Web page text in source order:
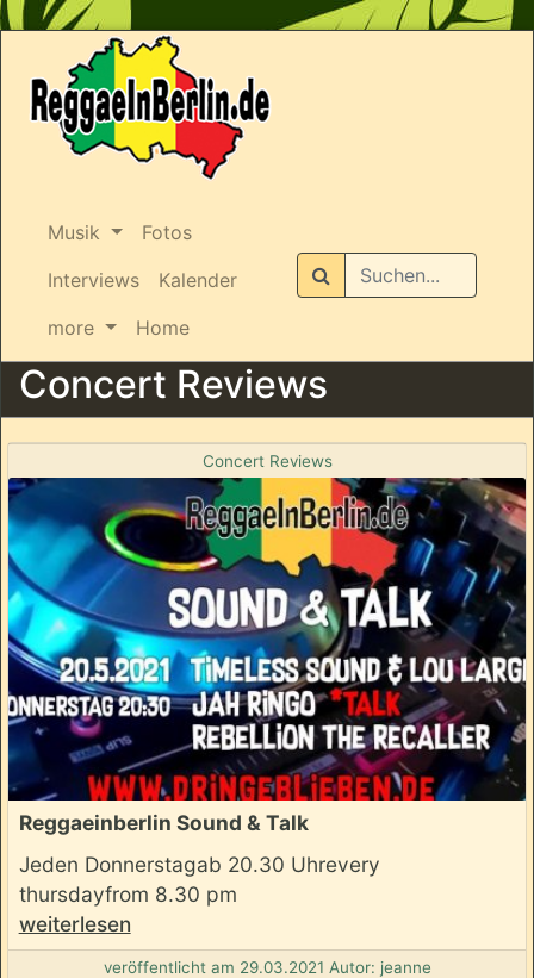
Musik
Fotos
Interviews
Kalender
more
Home
Suchen
Concert Reviews
Concert Reviews
Reggaeinberlin Sound & Talk
Jeden Donnerstagab 20.30 Uhrevery
thursdayfrom 8.30 pm
weiterlesen
veröffentlicht am 29.03.2021 Autor: jeanne